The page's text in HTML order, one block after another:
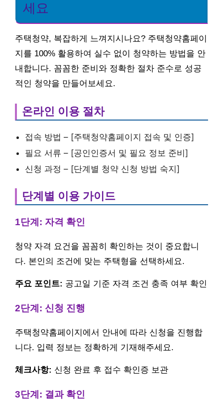
세요
주택청약, 복잡하게 느껴지시나요? 주택청약홈페이
지를 100% 활용하여 실수 없이 청약하는 방법을 안
내합니다. 꼼꼼한 준비와 정확한 절차 준수로 성공
적인 청약을 만들어보세요.
온라인 이용 절차
접속 방법 – [주택청약홈페이지 접속 및 인증]
필요 서류 – [공인인증서 및 필요 정보 준비]
신청 과정 – [단계별 청약 신청 방법 숙지]
단계별 이용 가이드
1단계: 자격 확인
청약 자격 요건을 꼼꼼히 확인하는 것이 중요합니
다. 본인의 조건에 맞는 주택형을 선택하세요.
주요 포인트: 공고일 기준 자격 조건 충족 여부 확인
2단계: 신청 진행
주택청약홈페이지에서 안내에 따라 신청을 진행합
니다. 입력 정보는 정확하게 기재해주세요.
체크사항: 신청 완료 후 접수 확인증 보관
3단계: 결과 확인